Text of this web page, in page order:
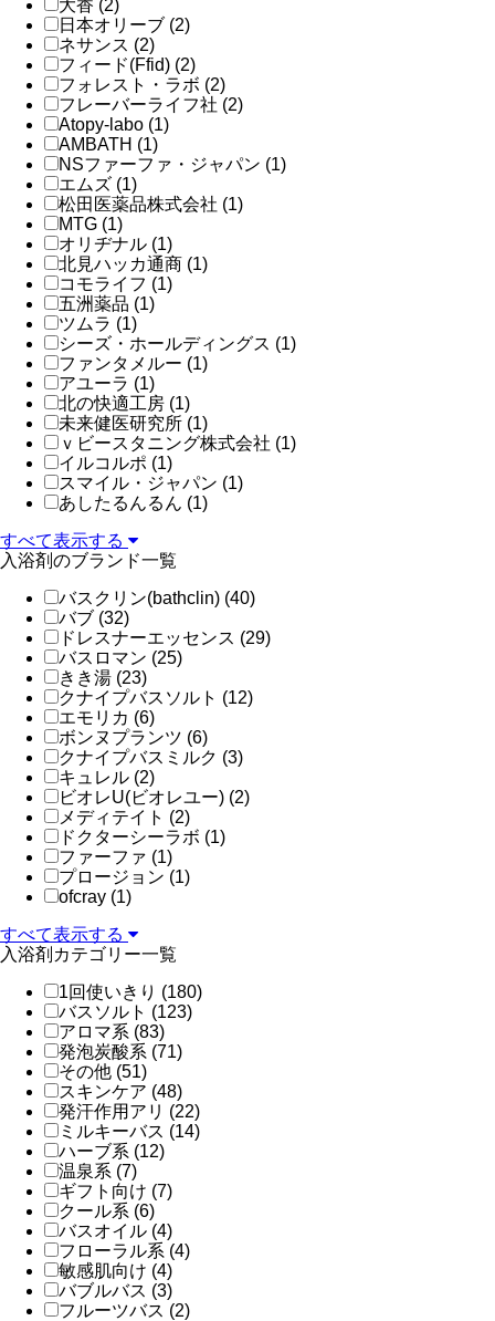
大香 (2)
日本オリーブ (2)
ネサンス (2)
フィード(Ffid) (2)
フォレスト・ラボ (2)
フレーバーライフ社 (2)
Atopy-labo (1)
AMBATH (1)
NSファーファ・ジャパン (1)
エムズ (1)
松田医薬品株式会社 (1)
MTG (1)
オリヂナル (1)
北見ハッカ通商 (1)
コモライフ (1)
五洲薬品 (1)
ツムラ (1)
シーズ・ホールディングス (1)
ファンタメルー (1)
アユーラ (1)
北の快適工房 (1)
未来健医研究所 (1)
ｖビースタニング株式会社 (1)
イルコルポ (1)
スマイル・ジャパン (1)
あしたるんるん (1)
すべて表示する
入浴剤のブランド一覧
バスクリン(bathclin) (40)
バブ (32)
ドレスナーエッセンス (29)
バスロマン (25)
きき湯 (23)
クナイプバスソルト (12)
エモリカ (6)
ボンヌプランツ (6)
クナイプバスミルク (3)
キュレル (2)
ビオレU(ビオレユー) (2)
メディテイト (2)
ドクターシーラボ (1)
ファーファ (1)
プロージョン (1)
ofcray (1)
すべて表示する
入浴剤カテゴリー一覧
1回使いきり (180)
バスソルト (123)
アロマ系 (83)
発泡炭酸系 (71)
その他 (51)
スキンケア (48)
発汗作用アリ (22)
ミルキーバス (14)
ハーブ系 (12)
温泉系 (7)
ギフト向け (7)
クール系 (6)
バスオイル (4)
フローラル系 (4)
敏感肌向け (4)
バブルバス (3)
フルーツバス (2)